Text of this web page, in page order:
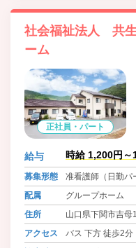
社会福祉法人 共
ーム
正社員・パート
給与 時給 1,200円～
募集形態
准看護師（日勤パ
配属
グループホーム
住所
山口県下関市吉母
アクセス
バス 下方 徒歩2分